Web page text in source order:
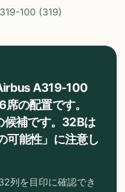
100 (319)
A319-100
の配置です。
候補です。32Bは
可能性」に注意し
列を目印に確認でき